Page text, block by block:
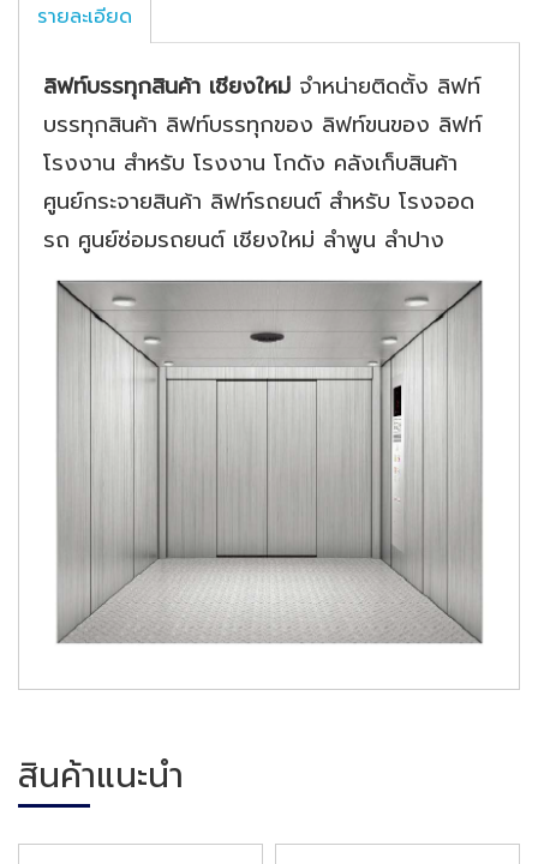
รายละเอียด
ลิฟท์บรรทุกสินค้า เชียงใหม่ จำหน่ายติดตั้ง ลิฟท์
บรรทุกสินค้า ลิฟท์บรรทุกของ ลิฟท์ขนของ ลิฟท์
โรงงาน สำหรับ โรงงาน โกดัง คลังเก็บสินค้า
ศูนย์กระจายสินค้า ลิฟท์รถยนต์ สำหรับ โรงจอด
รถ ศูนย์ซ่อมรถยนต์ เชียงใหม่ ลำพูน ลำปาง
สินค้าแนะนำ